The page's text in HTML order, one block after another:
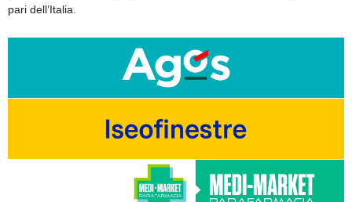
pari dell’Italia.